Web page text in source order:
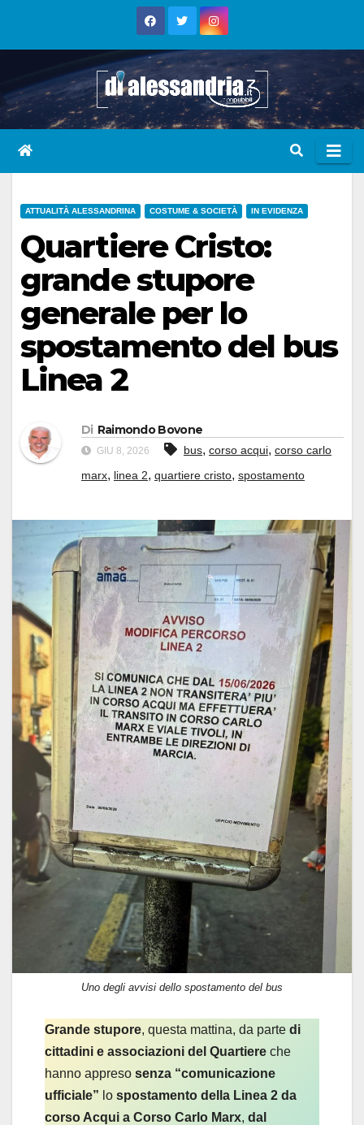
ATTUALITÀ ALESSANDRINA COSTUME & SOCIETÀ IN EVIDENZA
Quartiere Cristo:
grande stupore
generale per lo
spostamento del bus
Linea 2
Di Raimondo Bovone
GIU 8, 2026 bus, corso acqui, corso carlo
marx, linea 2, quartiere cristo, spostamento
Uno degli avvisi dello spostamento del bus
Grande stupore, questa mattina, da parte di
cittadini e associazioni del Quartiere che
hanno appreso senza “comunicazione
ufficiale” lo spostamento della Linea 2 da
corso Acqui a Corso Carlo Marx, dal